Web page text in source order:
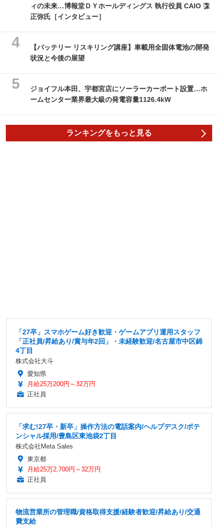
ィの未来…博報堂ＤＹホールディングス 執行役員 CAIO 森
正弥氏［インタビュー］
【バッテリー リスキリング講座】車載用全固体電池の開発
状況と今後の展望
ジョイフル本田、宇都宮店にソーラーカーポート設置…ホ
ームセンター業界最大級の発電容量1126.4kW
ランキングをもっと見る
「27卒」スマホゲーム好き歓迎・ゲームアプリ運用スタッフ
「正社員/昇給あり/賞与年2回」・未経験歓迎/名古屋市中区錦
4丁目
株式会社大斗
愛知県
月給25万200円～32万円
正社員
「求む!27卒・新卒」操作方法の電話案内/ヘルプデスク/ポテ
ンシャル採用/豊島区東池袋2丁目
株式会社Meta Sales
東京都
月給25万2,700円～32万円
正社員
物流営業所の管理職/資格取得支援/経験者歓迎/昇給あり/交通
費支給